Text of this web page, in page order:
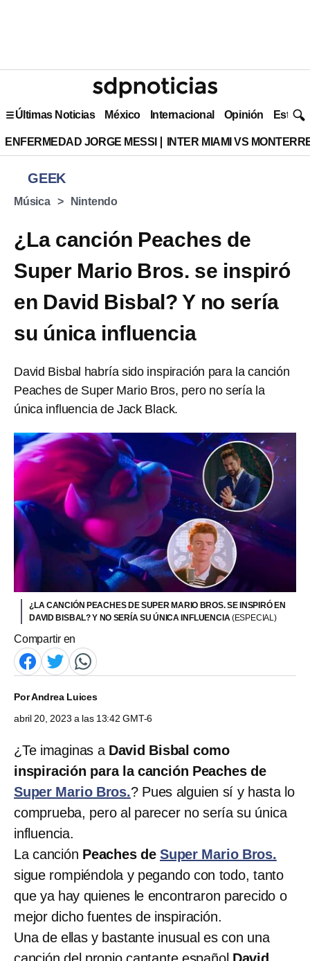
Últimas Noticias México Internacional Opinión Estilo
ENFERMEDAD JORGE MESSI INTER MIAMI VS
GEEK
Música Nintendo
¿La canción Peaches de
Super Mario Bros. se inspiró
en David Bisbal? Y no sería
su única influencia
David Bisbal habría sido inspiración para la canción
Peaches de Super Mario Bros, pero no sería la
única influencia de Jack Black.
¿LA CANCIÓN PEACHES DE SUPER MARIO BROS. SE INSPIRÓ EN
DAVID BISBAL? Y NO SERÍA SU ÚNICA INFLUENCIA(ESPECIAL)
Compartir en
PorAndrea Luices
abril 20, 2023 a las 13:42 GMT-6
¿Te imaginas a David Bisbal como
inspiración para la canción Peaches de
Super Mario Bros.? Pues alguien sí y hasta lo
comprueba, pero al parecer no sería su única
influencia.
La canción Peaches deSuper Mario Bros.
sigue rompiéndola y pegando con todo, tanto
que ya hay quienes le encontraron parecido o
mejor dicho fuentes de inspiración.
Una de ellas y bastante inusual es con una